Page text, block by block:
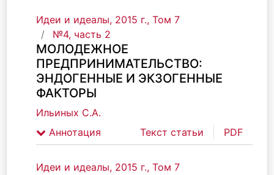
Идеи и идеалы, 2015 г., Том 7
№4, часть 2
МОЛОДЕЖНОЕ
ПРЕДПРИНИМАТЕЛЬСТВО:
ЭНДОГЕННЫЕ И ЭКЗОГЕННЫЕ
ФАКТОРЫ
Ильиных С.А.
Аннотация
Текст статьи PDF
Идеи и идеалы, 2015 г., Том 7